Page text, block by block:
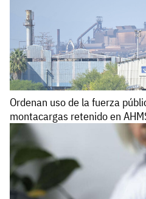
Ordenan uso de la fuerza
montacargas retenido en